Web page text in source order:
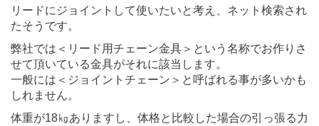
リードにジョイントして使いたいと考え、ネット検索され
たそうです。
弊社では＜リード用チェーン金具＞という名称でお作りさ
せて頂いている金具がそれに該当します。
一般には＜ジョイントチェーン＞と呼ばれる事が多いかも
しれません。
体重が18㎏ありますし、体格と比較した場合の引っ張る力